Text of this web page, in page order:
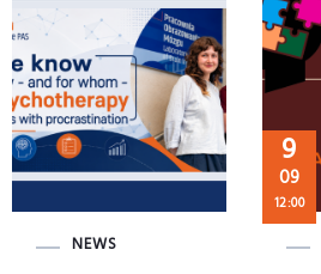
NEWS
9
09
12:00